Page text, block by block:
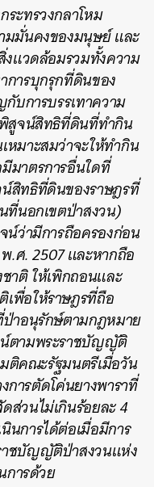
ะทรวงกลาโหม
มมั่นคงของมนุษย์ และ
งแวดล้อมรวมทั้งความ
ารบุกรุกที่ดินของ
บการบรรเทาความ
สูจน์สิทธิที่ดินที่ทำกิน
หมาะสมว่าจะให้ทำกิน
มาตรการอื่นใดที่
สิทธิที่ดินของราษฎรที่
นอกเขตป่าสงวน)
น์ว่ามีการถือครองก่อน
.ศ. 2507 และหากถือ
าติ ให้เพิกถอนและ
พื่อให้ราษฎรที่ถือ
าอนุรักษ์ตามกฎหมาย
น์ตามพระราชบัญญัติ
ติคณะรัฐมนตรีเมื่อวัน
ารตัดโค่นยางพาราที่
วนไม่เกินร้อยละ 4
การได้ต่อเมื่อมีการ
าชบัญญัติป่าสงวนแห่ง
การด้วย